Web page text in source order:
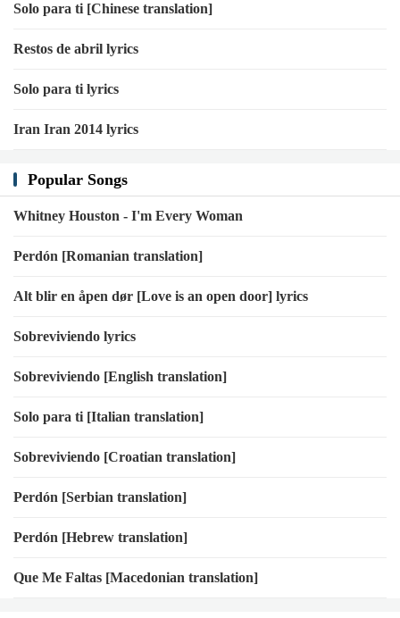
Solo para ti [Chinese translation]
Restos de abril lyrics
Solo para ti lyrics
Iran Iran 2014 lyrics
Popular Songs
Whitney Houston - I'm Every Woman
Perdón [Romanian translation]
Alt blir en åpen dør [Love is an open door] lyrics
Sobreviviendo lyrics
Sobreviviendo [English translation]
Solo para ti [Italian translation]
Sobreviviendo [Croatian translation]
Perdón [Serbian translation]
Perdón [Hebrew translation]
Que Me Faltas [Macedonian translation]